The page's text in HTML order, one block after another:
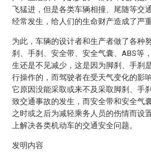
飞猛进，但是各类车辆相撞、尾随等交
经常发生，给人们的生命财产造成了严
为此，车辆的设计者和生产者做了各种
刹、手刹、安全带、安全气囊、ABS等
生还是不见减少，这是因为脚刹、手刹
行操作的，而驾驶者在受天气变化的影
它原因没能采取或来不及采取脚刹、手
致交通事故的发生，而安全带和安全气
之时或之后为减轻乘务人员的伤情而设
上解决各类机动车的交通安全问题。
发明内容